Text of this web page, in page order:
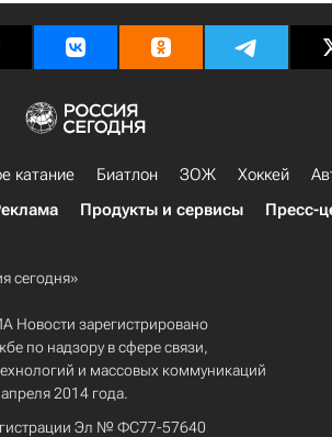
катание Биатлон ЗОЖ Хоккей
Продукты и сервисы Пресс-
сегодня»
Новости зарегистрировано
по надзору в сфере связи,
и массовых коммуникаций
2014 года.
Эл № ФС77-57640